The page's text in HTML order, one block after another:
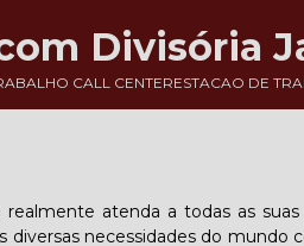
CALL CENTERESTACAO DE
Divisória
atenda a todas as suas
necessidades do mundo